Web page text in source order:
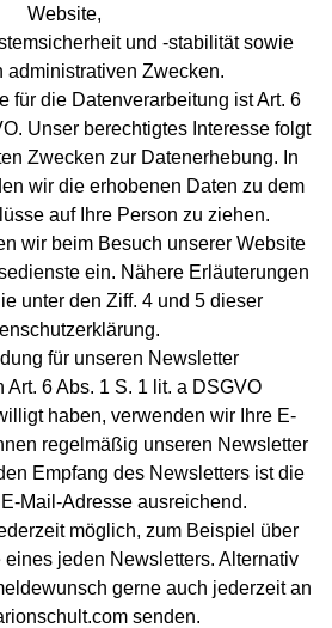
Website,
und -stabilität sowie
administrativen Zwecken.
für die Datenverarbeitung ist Art. 6
Unser berechtigtes Interesse folgt
Zwecken zur Datenerhebung. In
wir die erhobenen Daten zu dem
auf Ihre Person zu ziehen.
wir beim Besuch unserer Website
ein. Nähere Erläuterungen
unter den Ziff. 4 und 5 dieser
für unseren Newsletter
Art. 6 Abs. 1 S. 1 lit. a DSGVO
haben, verwenden wir Ihre E-
regelmäßig unseren Newsletter
Empfang des Newsletters ist die
Mail-Adresse ausreichend.
möglich, zum Beispiel über
jeden Newsletters. Alternativ
gerne auch jederzeit an
senden.